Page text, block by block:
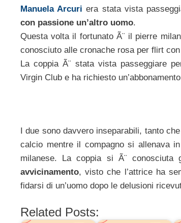
Manuela Arcuri era stata vista
con passione un’altro uomo.
Questa volta il fortunato Ã¨ il pierre
conosciuto alle cronache rosa per flirt
La coppia Ã¨ stata vista passeggiare
Virgin Club e ha richiesto
I due sono davvero inseparabili, tanto
calcio mentre il compagno si allenava
milanese. La coppia si Ã¨ conosciuta
avvicinamento, visto che l’attrice ha
fidarsi di un’uomo dopo le delusioni
Related Posts: